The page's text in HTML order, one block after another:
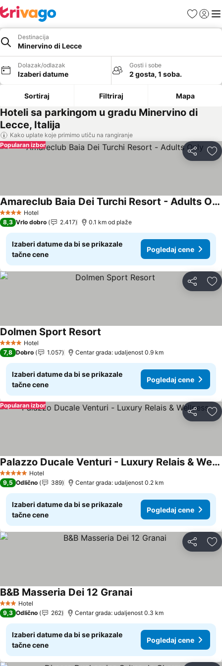
FavoritiPrijavi
Destinacija
Minervino di Lecce
Dolazak/odlazak
Izaberi datume
Gosti i sobe
2 gosta, 1 soba.
Sortiraj Filtriraj Mapa
Hoteli sa parkingom u gradu Minervino di
Lecce, Italija
Kako uplate koje primimo utiču na rangiranje
Deli
Popularan izbor
4 ZvezdiceHotel
Amareclub Baia Dei Turchi Resort - Adults Only
Pogledaj cene
8,3 Vrlo dobro 2.417 0.1 km od plaže
Izaberi datume da bi se prikazale
tačne cene
Pogledaj cene
Deli
4 ZvezdiceHotel
Dolmen Sport Resort
7,8 Dobro 1.057 Centar grada: udaljenost 0.9 km
Izaberi datume da bi se prikazale
tačne cene
Pogledaj cene
Deli
Popularan izbor
5 ZvezdiceHotel
Palazzo Ducale Venturi - Luxury Relais & Wellness
Pogledaj cene
9,5 Odlično 389 Centar grada: udaljenost 0.2 km
Izaberi datume da bi se prikazale
tačne cene
Pogledaj cene
Deli
3 Zvezdice
Hotel
B&B Masseria Dei 12 GranaiPogledaj cene
9,3 Odlično 262 Centar grada: udaljenost 0.3 km
Izaberi datume da bi se prikazale
tačne cene
Pogledaj cene